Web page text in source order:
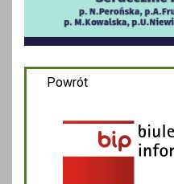
Powrót